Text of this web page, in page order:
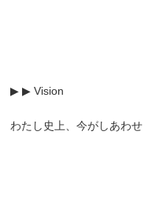
▶ ▶ Vision
わたし史上、今がしあわせ